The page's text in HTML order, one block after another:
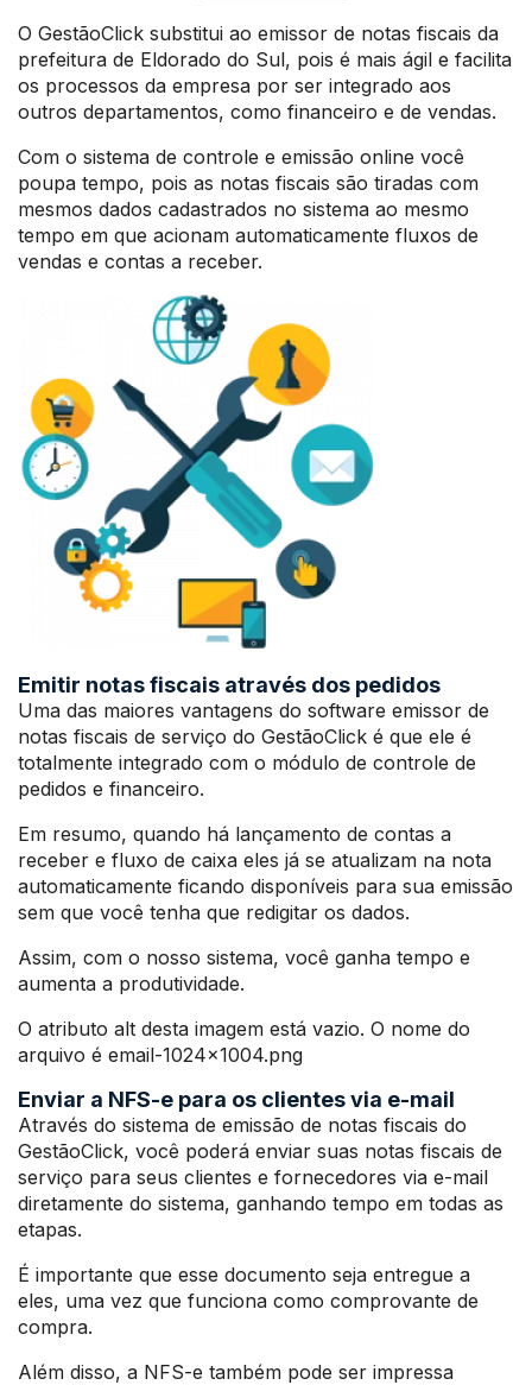
O GestãoClick substitui ao emissor de notas fiscais da
prefeitura de Eldorado do Sul, pois é mais ágil e facilita
os processos da empresa por ser integrado aos
outros departamentos, como financeiro e de vendas.
Com o sistema de controle e emissão online você
poupa tempo, pois as notas fiscais são tiradas com
mesmos dados cadastrados no sistema ao mesmo
tempo em que acionam automaticamente fluxos de
vendas e contas a receber.
Emitir notas fiscais através dos pedidos
Uma das maiores vantagens do software emissor de
notas fiscais de serviço do GestãoClick é que ele é
totalmente integrado com o módulo de controle de
pedidos e financeiro.
Em resumo, quando há lançamento de contas a
receber e fluxo de caixa eles já se atualizam na nota
automaticamente ficando disponíveis para sua emissão
sem que você tenha que redigitar os dados.
Assim, com o nosso sistema, você ganha tempo e
aumenta a produtividade.
O atributo alt desta imagem está vazio. O nome do
arquivo é email-1024×1004.png
Enviar a NFS-e para os clientes via e-mail
Através do sistema de emissão de notas fiscais do
GestãoClick, você poderá enviar suas notas fiscais de
serviço para seus clientes e fornecedores via e-mail
diretamente do sistema, ganhando tempo em todas as
etapas.
É importante que esse documento seja entregue a
eles, uma vez que funciona como comprovante de
compra.
Além disso, a NFS-e também pode ser impressa